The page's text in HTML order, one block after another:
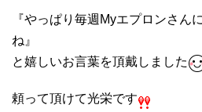
『やっぱり毎週Myエプロンさん
ね』
と嬉しいお言葉を頂戴しました
頼って頂けて光栄です